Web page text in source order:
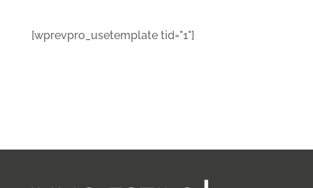
[wprevpro_usetemplate tid="1"]